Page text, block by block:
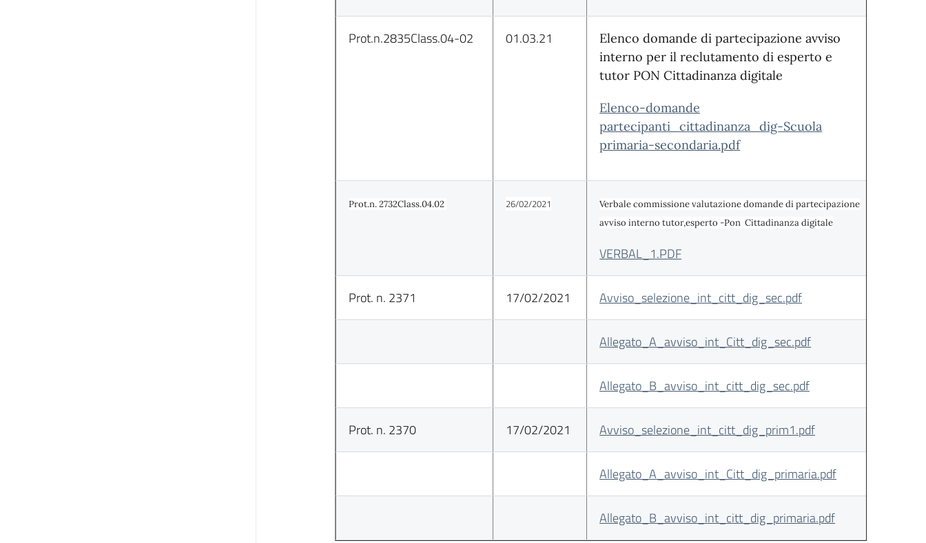
Prot.n.2835Class.04-02 01.03.21
Elenco domande di partecipazione avviso
interno per il reclutamento di esperto e
tutor PON Cittadinanza digitale
Elenco-domande
partecipanti_cittadinanza_dig-Scuola
primaria-secondaria.pdf
Prot.n. 2732Class.04.02 26/02/2021
Verbale commissione valutazione domande di partecipazione
avviso interno tutor,esperto -Pon Cittadinanza digitale
VERBAL_1.PDF
Prot. n. 2371 17/02/2021 Avviso_selezione_int_citt_dig_sec.pdf
Allegato_A_avviso_int_Citt_dig_sec.pdf
Allegato_B_avviso_int_citt_dig_sec.pdf
Prot. n. 2370 17/02/2021 Avviso_selezione_int_citt_dig_prim1.pdf
Allegato_A_avviso_int_Citt_dig_primaria.pdf
Allegato_B_avviso_int_citt_dig_primaria.pdf